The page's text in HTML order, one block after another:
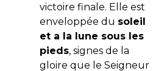
victoire finale. Elle est
enveloppée du soleil
et a la lune sous les
pieds, signes de la
gloire que le Seigneur